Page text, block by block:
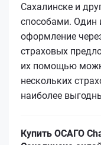
Сахалинске и
способами.
оформление
страховых
их помощью
нескольких
наиболее
Купить ОСАГО